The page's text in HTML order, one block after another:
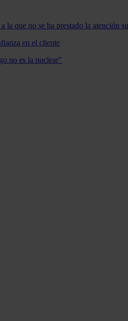
la que no se ha prestado la atención
en el cliente
no es la nuclear"